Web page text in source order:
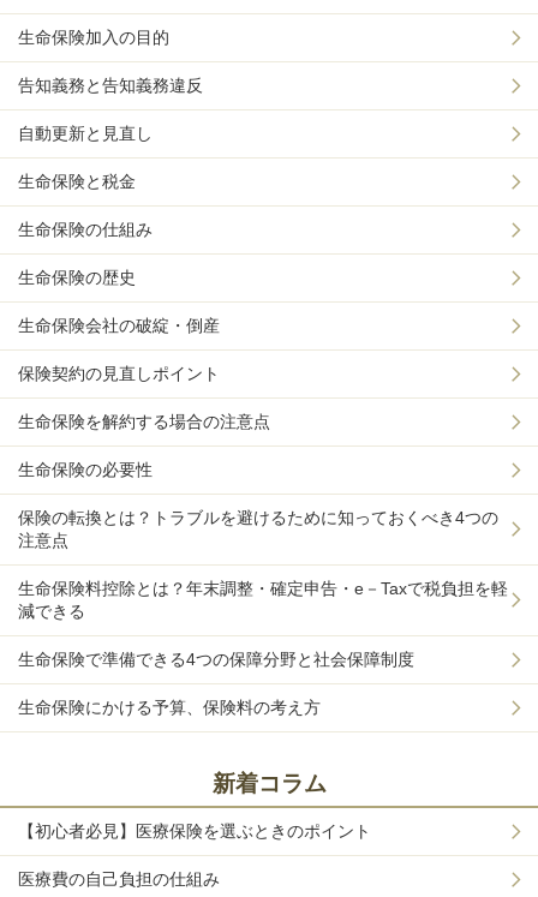
生命保険加入の目的
告知義務と告知義務違反
自動更新と見直し
生命保険と税金
生命保険の仕組み
生命保険の歴史
生命保険会社の破綻・倒産
保険契約の見直しポイント
生命保険を解約する場合の注意点
生命保険の必要性
保険の転換とは？トラブルを避けるために知っておくべき4つの
注意点
生命保険料控除とは？年末調整・確定申告・e－Taxで税負担を軽
減できる
生命保険で準備できる4つの保障分野と社会保障制度
生命保険にかける予算、保険料の考え方
新着コラム
【初心者必見】医療保険を選ぶときのポイント
医療費の自己負担の仕組み